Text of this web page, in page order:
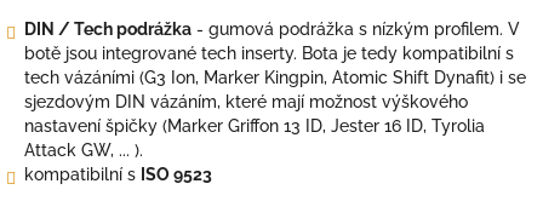
DIN / Tech podrážka - gumová podrážka s nízkým profilem. V
botě jsou integrované tech inserty. Bota je tedy kompatibilní s
tech vázáními (G3 Ion, Marker Kingpin, Atomic Shift Dynafit) i se
sjezdovým DIN vázáním, které mají možnost výškového
nastavení špičky (Marker Griffon 13 ID, Jester 16 ID, Tyrolia
Attack GW, ... ).
kompatibilní s ISO 9523